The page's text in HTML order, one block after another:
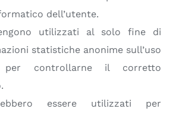
dell’utente.
utilizzati al solo fine di
statistiche anonime sull’uso
controllarne il corretto
essere utilizzati per